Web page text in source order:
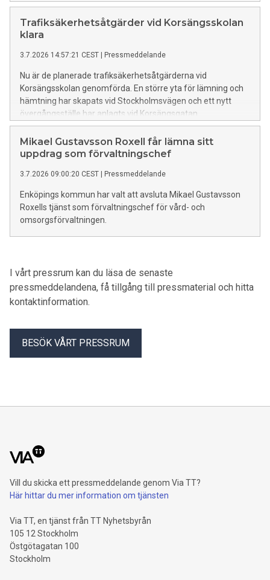
Trafiksäkerhetsåtgärder vid Korsängsskolan
klara
3.7.2026 14:57:21 CEST Pressmeddelande
Nu är de planerade trafiksäkerhetsåtgärderna vid
Korsängsskolan genomförda. En större yta för lämning och
hämtning har skapats vid Stockholmsvägen och ett nytt
övergångsställe har anlagts vid Korsängsgatan.
Mikael Gustavsson Roxell får lämna sitt
uppdrag som förvaltningschef
3.7.2026 09:00:20 CEST Pressmeddelande
Enköpings kommun har valt att avsluta Mikael Gustavsson
Roxells tjänst som förvaltningschef för vård- och
omsorgsförvaltningen.
I vårt pressrum kan du läsa de senaste
pressmeddelandena, få tillgång till pressmaterial och hitta
kontaktinformation.
BESÖK VÅRT PRESSRUM
Vill du skicka ett pressmeddelande genom Via TT?
Här hittar du mer information om tjänsten
Via TT, en tjänst från TT Nyhetsbyrån
105 12 Stockholm
Östgötagatan 100
Stockholm